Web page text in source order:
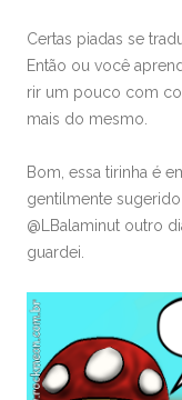
Certas piadas se
Então ou você
rir um pouco com
mais do mesmo.
Bom, essa tirinha é
gentilmente
@LBalaminut outro
guardei.